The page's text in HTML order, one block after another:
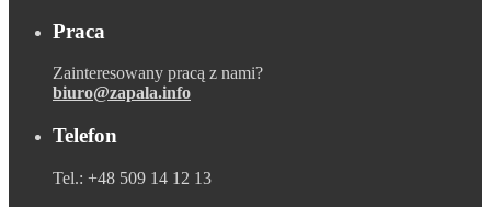
Praca
Zainteresowany pracą z nami?
biuro@zapala.info
Telefon
Tel.: +48 509 14 12 13